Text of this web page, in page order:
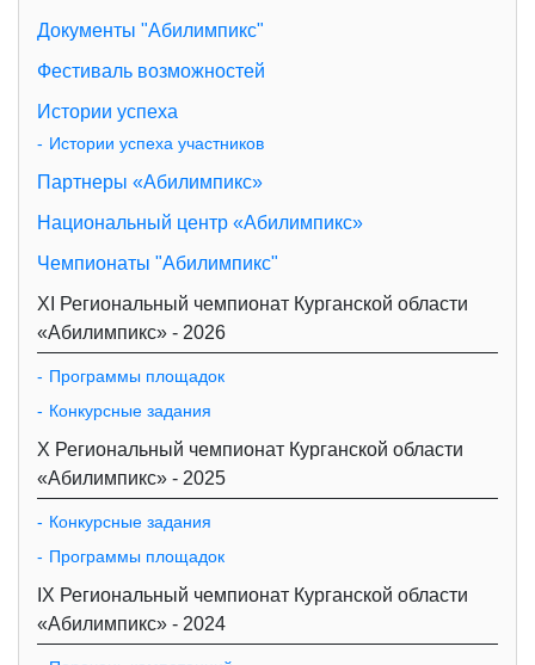
Документы "Абилимпикс"
Фестиваль возможностей
Истории успеха
Истории успеха участников
Партнеры «Абилимпикс»
Национальный центр «Абилимпикс»
Чемпионаты "Абилимпикс"
XI Региональный чемпионат Курганской области
«Абилимпикс» - 2026
Программы площадок
Конкурсные задания
X Региональный чемпионат Курганской области
«Абилимпикс» - 2025
Конкурсные задания
Программы площадок
IX Региональный чемпионат Курганской области
«Абилимпикс» - 2024